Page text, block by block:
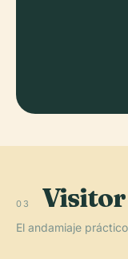
03 Visitor
El andamiaje